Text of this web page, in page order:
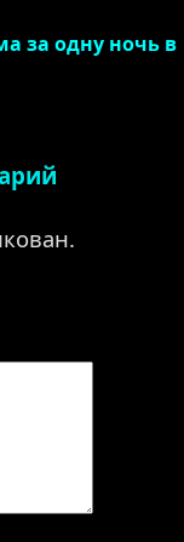
за одну ночь в